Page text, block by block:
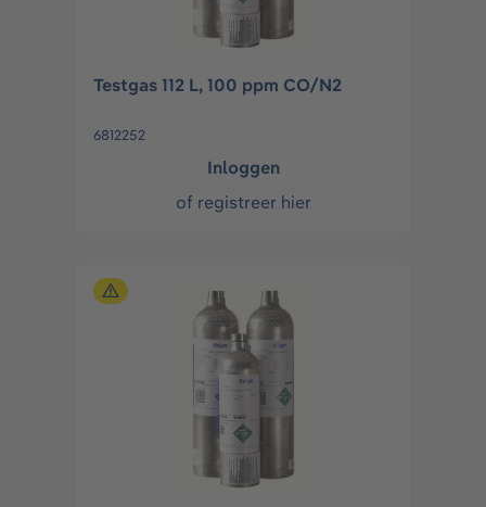
Testgas 112 L, 100 ppm CO/N2
6812252
Inloggen
of registreer hier